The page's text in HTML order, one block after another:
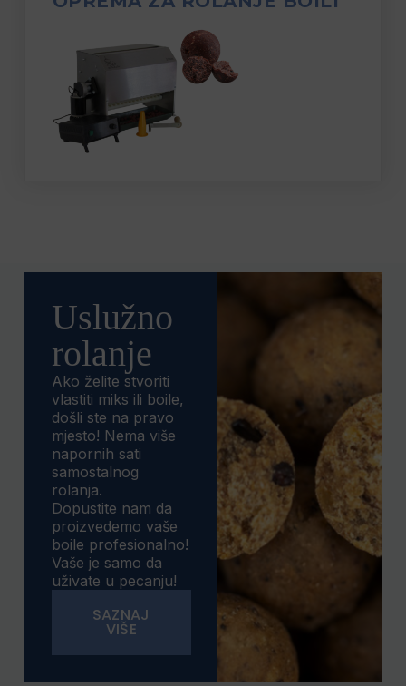
Uslužno
rolanje
Ako želite stvoriti
vlastiti miks ili boile,
došli ste na pravo
mjesto! Nema više
napornih sati
samostalnog
rolanja.
Dopustite nam da
proizvedemo vaše
boile profesionalno!
Vaše je samo da
uživate u pecanju!
SAZNAJ
VIŠE